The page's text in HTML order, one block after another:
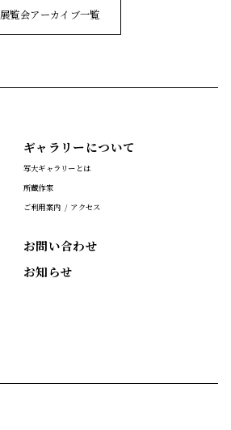
展覧会アーカイブ一覧
ギャラリーについて
写大ギャラリーとは
所蔵作家
ご利用案内 / アクセス
お問い合わせ
お知らせ